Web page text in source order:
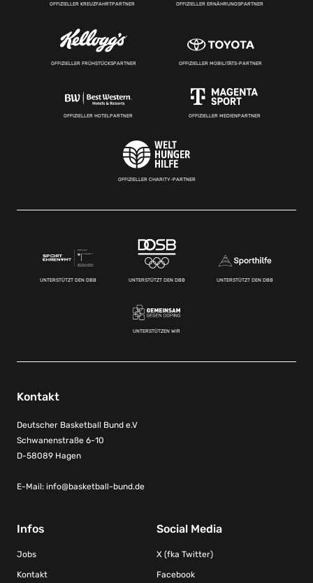
OFFIZIELLER KREUZFAHRTPARTNER OFFIZIELLER ERNÄHRUNGSPARTNER
OFFIZIELLER FRÜHSTÜCKSPARTNER OFFIZIELLER MOBILITÄTS-PARTNER
OFFIZIELLER HOTELPARTNER OFFIZIELLER MEDIENPARTNER
OFFIZIELLER CHARITY-PARTNER
UNTERSTÜTZT DEN DBB UNTERSTÜTZT DEN DBB UNTERSTÜTZT DEN DBB
UNTERSTÜTZEN WIR
Kontakt
Deutscher Basketball Bund e.V
Schwanenstraße 6-10
D-58089 Hagen
E-Mail: info@basketball-bund.de
Infos
Jobs
Kontakt
Social Media
X (fka Twitter)
Facebook